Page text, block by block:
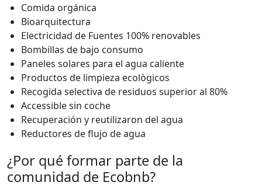
Comida orgánica
Bioarquitectura
Electricidad de Fuentes 100% renovables
Bombillas de bajo consumo
Paneles solares para el agua caliente
Productos de limpieza ecològicos
Recogida selectiva de residuos superior al 80%
Accessible sin coche
Recuperación y reutilizaron del agua
Reductores de flujo de agua
¿Por qué formar parte de la
comunidad de Ecobnb?